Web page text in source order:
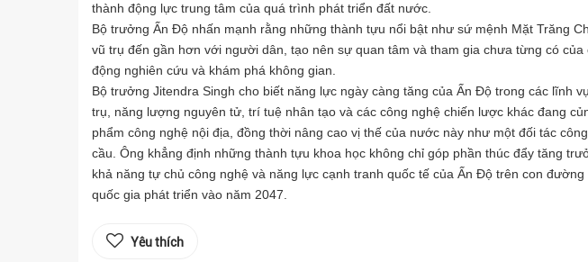
thành động lực trung tâm của quá trình phát triển đất nước.
Bộ trưởng Ấn Độ nhấn mạnh rằng những thành tựu nổi bật như sứ mệnh Mặt Trăng
vũ trụ đến gần hơn với người dân, tạo nên sự quan tâm và tham gia chưa từng có
động nghiên cứu và khám phá không gian.
Bộ trưởng Jitendra Singh cho biết năng lực ngày càng tăng của Ấn Độ trong các lĩnh
trụ, năng lượng nguyên tử, trí tuệ nhân tạo và các công nghệ chiến lược khác đang
phẩm công nghệ nội địa, đồng thời nâng cao vị thế của nước này như một đối tác
cầu. Ông khẳng định những thành tựu khoa học không chỉ góp phần thúc đẩy tăng
khả năng tự chủ công nghệ và năng lực cạnh tranh quốc tế của Ấn Độ trên con
quốc gia phát triển vào năm 2047.
Yêu thích